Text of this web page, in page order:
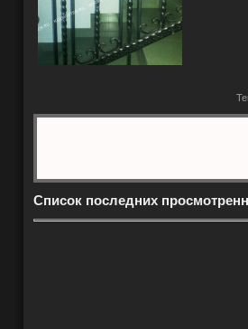
Список последних